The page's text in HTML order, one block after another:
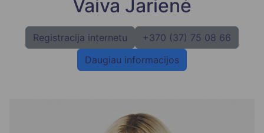
Vaiva Jarienė
Registracija internetu
+370 (37) 75 08 66
Daugiau informacijos